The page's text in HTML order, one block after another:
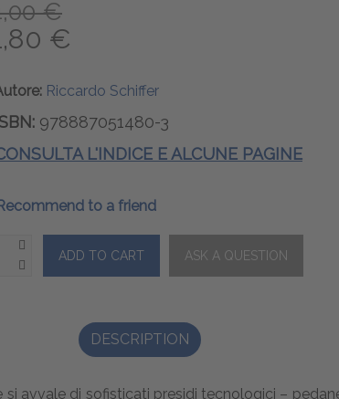
€
€
Riccardo Schiffer
978887051480-3
L'INDICE E ALCUNE PAGINE
Recommend to a friend
DESCRIPTION
avvale di sofisticati presidi tecnologici –